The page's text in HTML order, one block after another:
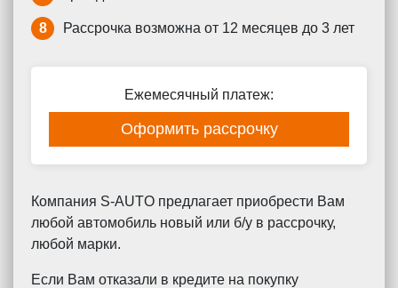
8 Рассрочка возможна от 12 месяцев до 3 лет
Ежемесячный платеж:
Оформить рассрочку
Компания S-AUTO предлагает приобрести Вам
любой автомобиль новый или б/у в рассрочку,
любой марки.
Если Вам отказали в кредите на покупку